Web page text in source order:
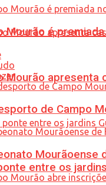
Mourão apresenta
entre os
Mourão é
de Campo
Mourãoense